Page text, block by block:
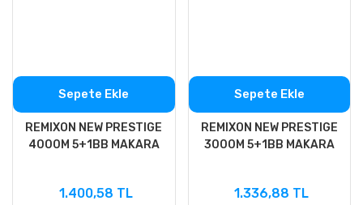
Sepete Ekle
REMIXON NEW PRESTIGE
4000M 5+1BB MAKARA
1.400,58 TL
Sepete Ekle
REMIXON NEW PRESTIGE
3000M 5+1BB MAKARA
1.336,88 TL